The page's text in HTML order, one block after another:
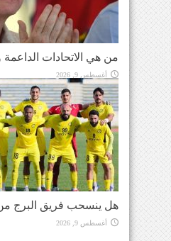
من هي الاتحادات الداعمة
أغسطس 9, 2026
هل ينسحب فريق البرج
أغسطس 9, 2026